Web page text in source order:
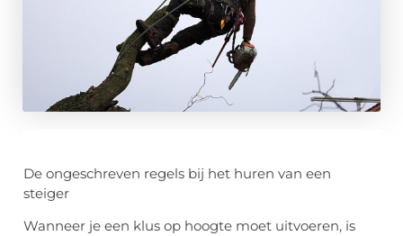
De ongeschreven regels bij het huren van een
steiger
Wanneer je een klus op hoogte moet uitvoeren, is